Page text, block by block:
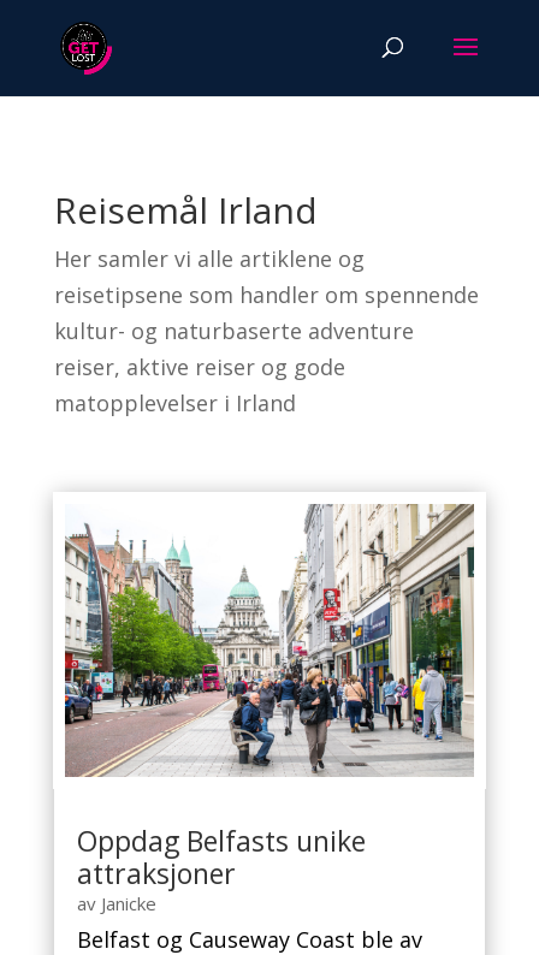
Reisemål Irland
Her samler vi alle artiklene og
reisetipsene som handler om spennende
kultur- og naturbaserte adventure
reiser, aktive reiser og gode
matopplevelser i Irland
Oppdag Belfasts unike
attraksjoner
av Janicke
Belfast og Causeway Coast ble av